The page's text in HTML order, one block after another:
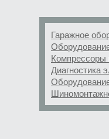
Гаражное
Диагностика